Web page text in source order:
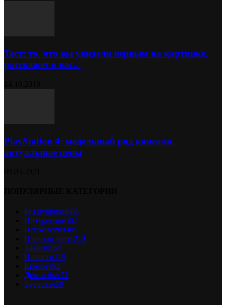
Тест: то, что вы увидели первым на картинке,
расскажет о вас...
PlayStation 4: модельный ряд консоли,
актуальные цены
Без рубрики686
Интересное562
Психология485
Полезно знать212
Знания164
Новости119
Красота93
Дом и быт71
Здоровье59